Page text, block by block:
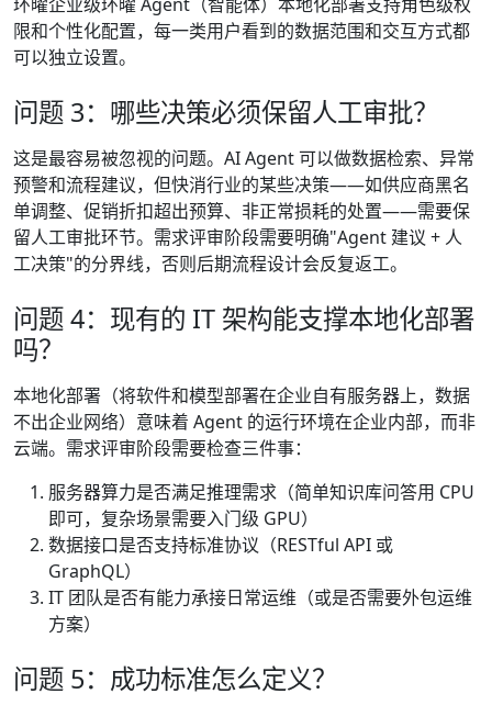
限和个性化配置，每一类用户看到的数据范围和交互方式都
可以独立设置。
问题 3：哪些决策必须保留人工审批？
这是最容易被忽视的问题。AI Agent 可以做数据检索、异常
预警和流程建议，但快消行业的某些决策——如供应商黑名
单调整、促销折扣超出预算、非正常损耗的处置——需要保
留人工审批环节。需求评审阶段需要明确"Agent 建议 + 人
工决策"的分界线，否则后期流程设计会反复返工。
问题 4：现有的 IT 架构能支撑本地化部署
吗？
本地化部署（将软件和模型部署在企业自有服务器上，数据
不出企业网络）意味着 Agent 的运行环境在企业内部，而非
云端。需求评审阶段需要检查三件事：
服务器算力是否满足推理需求（简单知识库问答用 CPU
即可，复杂场景需要入门级 GPU）
数据接口是否支持标准协议（RESTful API 或
GraphQL）
IT 团队是否有能力承接日常运维（或是否需要外包运维
方案）
问题 5：成功标准怎么定义？